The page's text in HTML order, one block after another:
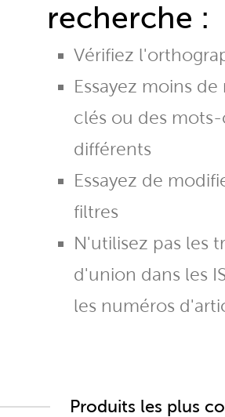
recherche :
Vérifiez
Essayez moins
clés ou des mots-
différents
Essayez de
filtres
N'utilisez pas les
d'union dans les
les numéros
Produits les plus